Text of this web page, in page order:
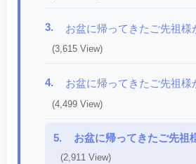
3. お盆に帰ってきたご先祖様
(3,615 View)
4. お盆に帰ってきたご先祖様
(4,499 View)
5. お盆に帰ってきたご先祖
(2,911 View)